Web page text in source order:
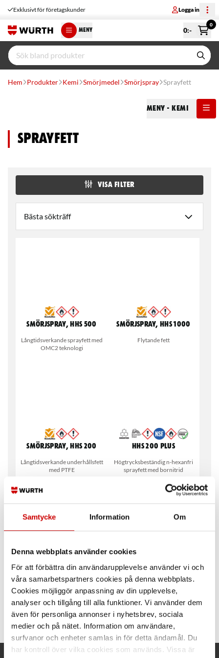
Samtycke Information Om
Denna webbplats använder cookies
För att förbättra din användarupplevelse använder vi och
våra samarbetspartners cookies på denna webbplats.
Cookies möjliggör anpassning av din upplevelse,
analyser och tillgång till alla funktioner. Vi använder dem
även för personliga annonser i nyhetsbrev, sociala
medier och på nätet. Information om användare,
surfvanor och enheter samlas in för detta ändamål. Du
har kontroll över vilka cookies som används. Vissa är
Exklusivt för företagskunder Logga in
MENY 0:-
0
Hem Produkter Kemi Smörjmedel Smörjspray Sprayfett
Meny - Kemi
Sprayfett
VISA FILTER
Smörjspray, HHS 500
Långtidsverkande sprayfett med
OMC2 teknologi
Smörjspray, HHS 1000
Flytande fett
Smörjspray, HHS 200
Långtidsverkande underhållsfett
med PTFE
HHS 200 Plus
Högtrycksbeständig n-hexanfri
sprayfett med bornitrid
Tunap 901 Human
Technology® Flytande
fett
Utmärkta kryp- och
smörjegenskaper samt
överlägset rostskydd med PTFE
Tunap 921 Human
Technology®
Smörjmedel
Vatten- och smutsavvisande
syntetiskt vidhäftande
smörjmedel